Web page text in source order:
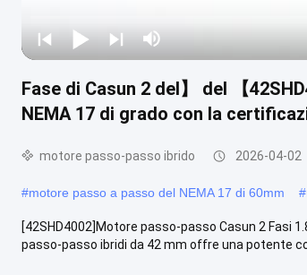
Fase di Casun 2 del】 del 【
NEMA 17 di grado con la
motore passo-passo ibrido 2026-04-02
#motore passo a passo del NEMA 17 di 60mm #
[42SHD4002]Motore passo-passo Casun 2 Fasi
passo-passo ibridi da 42 mm offre una potente